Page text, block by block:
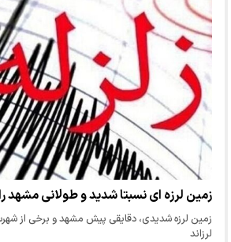
زمین لرزه ای نسبتا شدید و طولانی مشهد را
زمین لرزه شدیدی، دقایقی پیش مشهد و برخی از
لرزاند